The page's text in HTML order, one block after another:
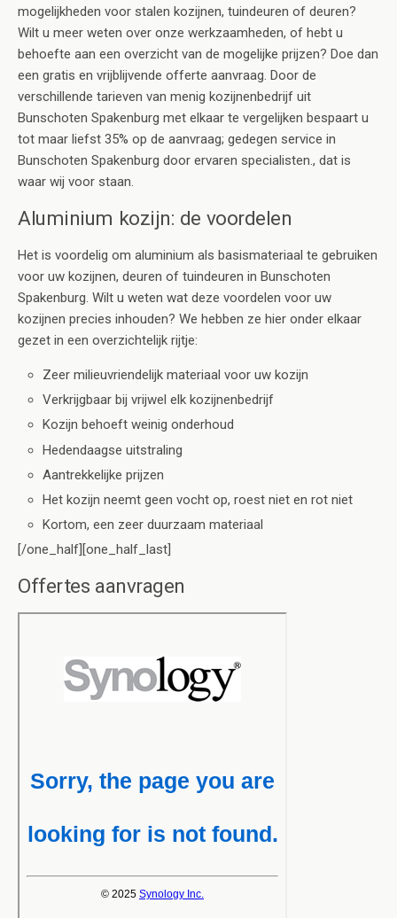
mogelijkheden voor stalen kozijnen, tuindeuren of deuren?
Wilt u meer weten over onze werkzaamheden, of hebt u
behoefte aan een overzicht van de mogelijke prijzen? Doe dan
een gratis en vrijblijvende offerte aanvraag. Door de
verschillende tarieven van menig kozijnenbedrijf uit
Bunschoten Spakenburg met elkaar te vergelijken bespaart u
tot maar liefst 35% op de aanvraag; gedegen service in
Bunschoten Spakenburg door ervaren specialisten., dat is
waar wij voor staan.
Aluminium kozijn: de voordelen
Het is voordelig om aluminium als basismateriaal te gebruiken
voor uw kozijnen, deuren of tuindeuren in Bunschoten
Spakenburg. Wilt u weten wat deze voordelen voor uw
kozijnen precies inhouden? We hebben ze hier onder elkaar
gezet in een overzichtelijk rijtje:
Zeer milieuvriendelijk materiaal voor uw kozijn
Verkrijgbaar bij vrijwel elk kozijnenbedrijf
Kozijn behoeft weinig onderhoud
Hedendaagse uitstraling
Aantrekkelijke prijzen
Het kozijn neemt geen vocht op, roest niet en rot niet
Kortom, een zeer duurzaam materiaal
[/one_half][one_half_last]
Offertes aanvragen